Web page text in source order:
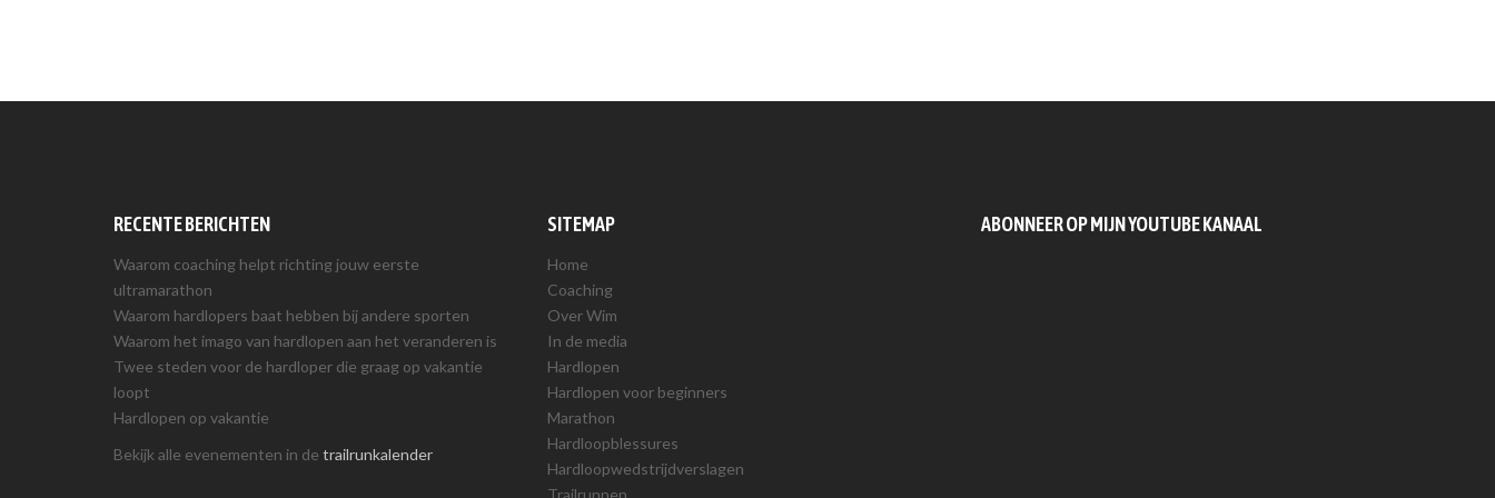
RECENTE BERICHTEN
Waarom coaching helpt richting jouw eerste
ultramarathon
Waarom hardlopers baat hebben bij andere sporten
Waarom het imago van hardlopen aan het veranderen is
Twee steden voor de hardloper die graag op vakantie
loopt
Hardlopen op vakantie
Bekijk alle evenementen in de trailrunkalender
SITEMAP
Home
Coaching
Over Wim
In de media
Hardlopen
Hardlopen voor beginners
Marathon
Hardloopblessures
Hardloopwedstrijdverslagen
Trailrunnen
ABONNEER OP MIJN YOUTUBE KANAAL